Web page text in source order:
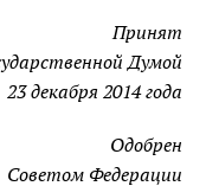
Принят
Думой
23 декабря 2014 года
Одобрен
Советом Федерации